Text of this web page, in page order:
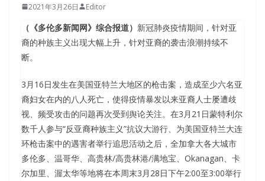
2021年3月26日 Editor
（《多伦多新闻网》综合报道） 新冠肺炎疫情期间，针对亚
裔的种族主义出现大幅上升，针对亚裔的袭击浪潮持续不
断。
3月16日发生在美国亚特兰大地区的枪击案，造成至少六名亚
裔妇女在内的八人死亡，使得疫情暴发以来亚裔人士屡遭歧
视、频受攻击的问题再次受到舆论关注。在3月21日蒙特利尔
数千人参与“反亚裔种族主义”抗议大游行、为美国亚特兰大连
环枪击案中的遇害者举行追思活动之后，全加拿大各大城市
多伦多、温哥华、高贵林/高贵林港/满地宝、Okanagan、卡
尔加里、渥太华等地将在本周末3月28日下午2:00至3:00举行